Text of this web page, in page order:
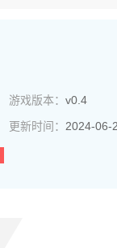
游戏版本： v0.4
更新时间： 2024-06-